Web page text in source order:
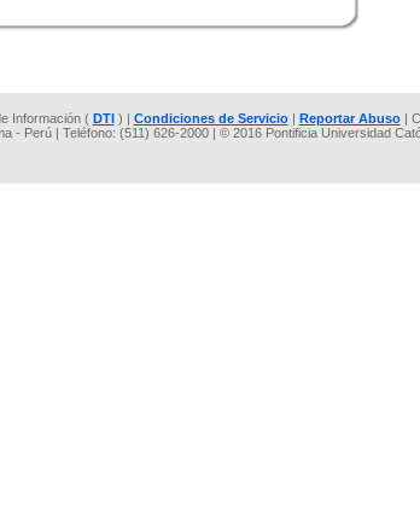
Información ( DTI) | Condiciones de Servicio| Reportar Abuso|
- Perú | Teléfono: (511) 626-2000 | © 2016 Pontificia Universidad